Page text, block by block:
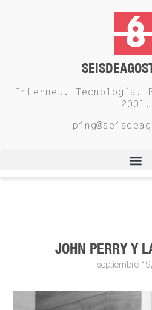
Internet. Tecnología.
2001.
JOHN PERRY Y
septiembre